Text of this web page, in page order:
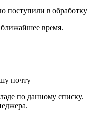
поступили в обработку
время.
почту
по данному списку.